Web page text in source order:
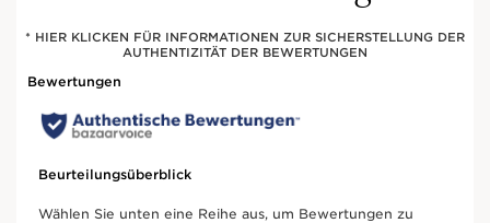
* HIER KLICKEN FÜR INFORMATIONEN ZUR SICHERSTELLUNG DER
AUTHENTIZITÄT DER BEWERTUNGEN